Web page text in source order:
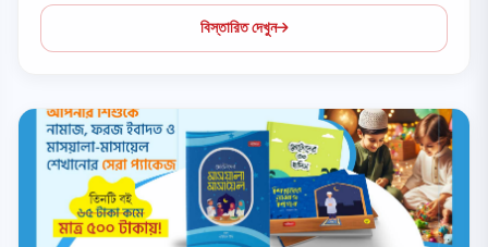
বিস্তারিত দেখুন